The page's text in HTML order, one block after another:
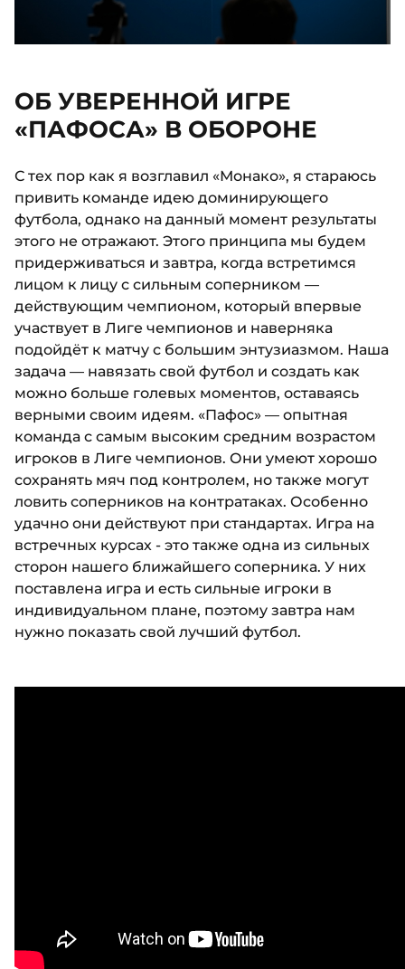
ОБ УВЕРЕННОЙ ИГРЕ
«ПАФОСА» В ОБОРОНЕ
С тех пор как я возглавил «Монако», я стараюсь
привить команде идею доминирующего
футбола, однако на данный момент результаты
этого не отражают. Этого принципа мы будем
придерживаться и завтра, когда встретимся
лицом к лицу с сильным соперником —
действующим чемпионом, который впервые
участвует в Лиге чемпионов и наверняка
подойдёт к матчу с большим энтузиазмом. Наша
задача — навязать свой футбол и создать как
можно больше голевых моментов, оставаясь
верными своим идеям. «Пафос» — опытная
команда с самым высоким средним возрастом
игроков в Лиге чемпионов. Они умеют хорошо
сохранять мяч под контролем, но также могут
ловить соперников на контратаках. Особенно
удачно они действуют при стандартах. Игра на
встречных курсах - это также одна из сильных
сторон нашего ближайшего соперника. У них
поставлена игра и есть сильные игроки в
индивидуальном плане, поэтому завтра нам
нужно показать свой лучший футбол.